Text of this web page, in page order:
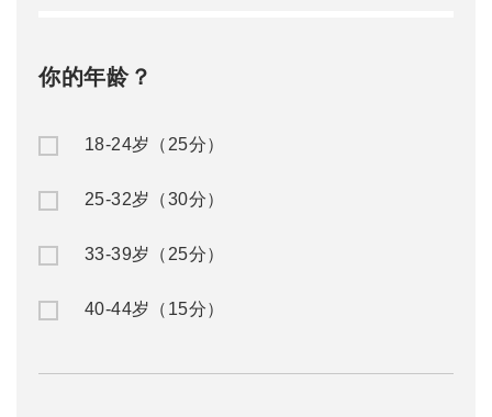
你的年龄？
18-24岁（25分）
25-32岁（30分）
33-39岁（25分）
40-44岁（15分）